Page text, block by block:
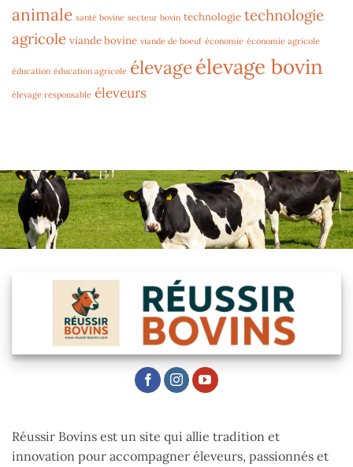
animale santé bovine secteur bovin technologie technologie
agricole viande bovine viande de boeuf économie économie agricole
éducation éducation agricole élevageélevage bovin
élevage responsable éleveurs
Réussir Bovins est un site qui allie tradition et
innovation pour accompagner éleveurs, passionnés et